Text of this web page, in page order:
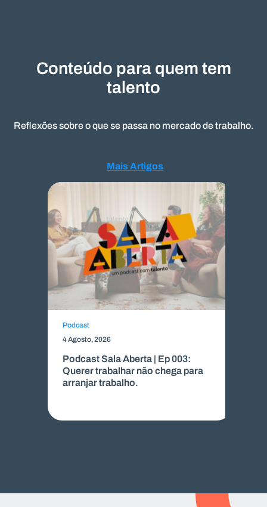
Conteúdo para quem tem
talento
Reflexões sobre o que se passa no mercado de trabalho.
Mais Artigos
Podcast
4 Agosto, 2026
Podcast Sala Aberta | Ep 003:
Querer trabalhar não chega para
arranjar trabalho.